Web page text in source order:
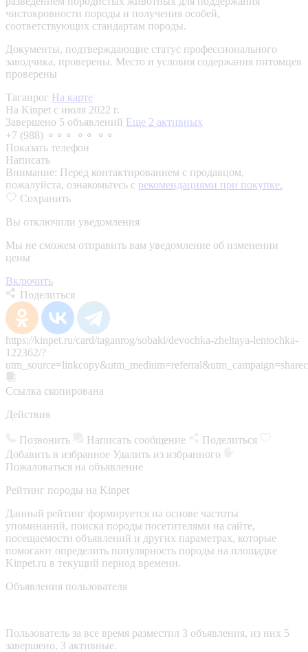
чистокровности породы и получения особей,
соответствующих стандартам породы.
Документы, подтверждающие статус профессионального
заводчика, проверены. Место и условия содержания питомцев
проверены
Таганрог На карте
На Kinpet c июля 2022 г.
Завершено 5 объявлений Еще 2 активных
+7 (988) ⚬⚬⚬ ⚬⚬ ⚬⚬
Показать телефон
Написать
Внимание: Перед контактированием с продавцом,
пожалуйста, ознакомьтесь с рекомендациями при покупке.
Сохранить
Вы отключили уведомления
Мы не сможем отправить вам уведомление об изменении
цены
Включить
Поделиться
https://kinpet.ru/card/taganrog/sobaki/devochka-zheltaya-lentochka-
122362/?
Ссылка скопирована
Действия
Позвонить Написать сообщение
Поделиться
Добавить в избранное Удалить из избранного
Пожаловаться на объявление
Рейтинг породы на Kinpet
Данный рейтинг формируется на основе частоты
упоминаний, поиска породы посетителями на сайте,
посещаемости объявлений и других параметрах, которые
помогают определить популярность породы на площадке
Kinpet.ru в текущий период времени.
Объявления пользователя
Пользователь за все время разместил 3 объявления, из них 5
завершено, 3 активные.